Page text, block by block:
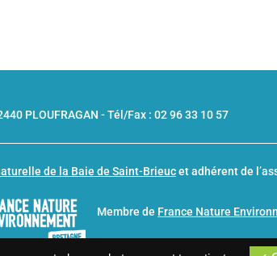
PLOUFRAGAN -Tél/Fax : 02 96 33 10 57
de la Baie de Saint-Brieucet adhérent de
Membre de France Nature